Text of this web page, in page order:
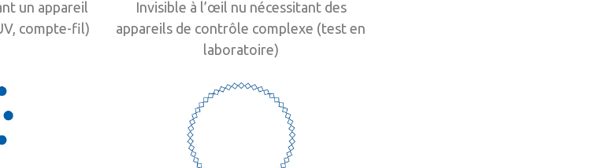
un appareil
compte-fil)
Invisible à l’œil nu nécessitant des
appareils de contrôle complexe (test en
laboratoire)